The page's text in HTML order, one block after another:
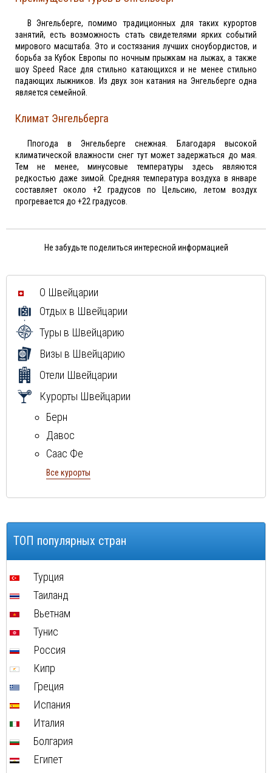
В Энгельберге, помимо традиционных для таких курортов
занятий, есть возможность стать свидетелями ярких событий
мирового масштаба. Это и состязания лучших сноубордистов, и
борьба за Кубок Европы по ночным прыжкам на лыжах, а также
шоу Speed Race для стильно катающихся и не менее стильно
падающих лыжников. Из двух зон катания на Энгельберге одна
является семейной.
Климат Энгельберга
Ппогода в Энгельберге снежная. Благодаря высокой
климатической влажности снег тут может задержаться до мая.
Тем не менее, минусовые температуры здесь являются
редкостью даже зимой. Средняя температура воздуха в январе
составляет около +2 градусов по Цельсию, летом воздух
прогревается до +22 градусов.
Не забудьте поделиться интересной информацией
О Швейцарии
Отдых в Швейцарии
Туры в Швейцарию
Визы в Швейцарию
Отели Швейцарии
Курорты Швейцарии
Берн
Давос
Саас Фе
Санкт-Мориц
Энгельберг
Все курорты
ТОП популярных стран
Турция
Таиланд
Вьетнам
Тунис
Россия
Кипр
Греция
Испания
Италия
Болгария
Египет